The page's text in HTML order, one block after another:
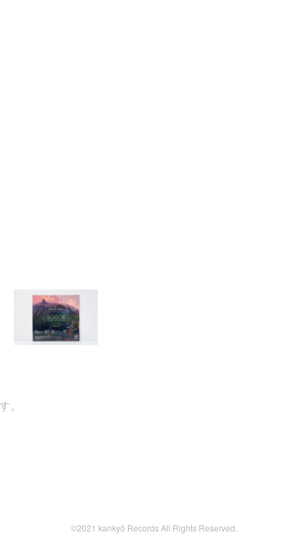
©2021 kankyō Records All Rights Reserved.